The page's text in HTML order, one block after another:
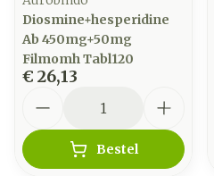
Diosmine+hesperidine
Ab 450mg+50mg
Filmomh Tabl120
€ 26,13
Bestel